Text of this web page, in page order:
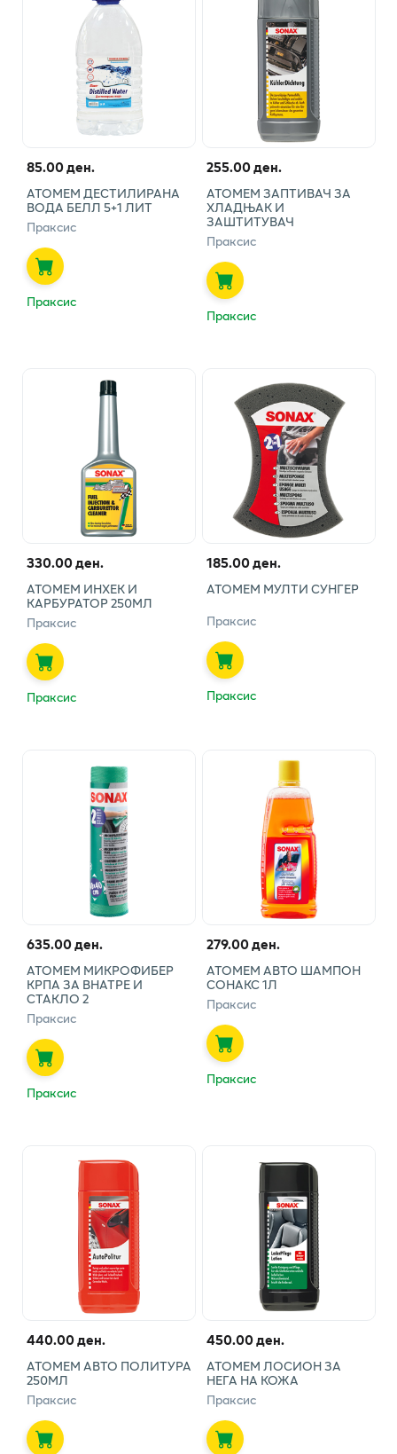
85.00 ден.
АТОМЕМ ДЕСТИЛИРАНА
ВОДА БЕЛЛ 5+1 ЛИТ
Праксис
Праксис
255.00 ден.
АТОМЕМ ЗАПТИВАЧ ЗА
ХЛАДЊАК И
ЗАШТИТУВАЧ
Праксис
Праксис
330.00 ден.
АТОМЕМ ИНXЕК И
КАРБУРАТОР 250МЛ
Праксис
Праксис
185.00 ден.
АТОМЕМ МУЛТИ СУНГЕР
Праксис
Праксис
635.00 ден.
АТОМЕМ МИКРОФИБЕР
КРПА ЗА ВНАТРЕ И
СТАКЛО 2
Праксис
Праксис
279.00 ден.
АТОМЕМ АВТО ШАМПОН
СОНАКС 1Л
Праксис
Праксис
440.00 ден.
АТОМЕМ АВТО ПОЛИТУРА
250МЛ
Праксис
450.00 ден.
АТОМЕМ ЛОСИОН ЗА
НЕГА НА КОЖА
Праксис